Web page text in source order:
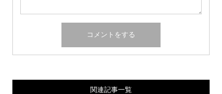
関連記事一覧